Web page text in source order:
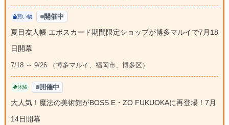
買い物 開催中
夏目友人帳 エポスカード期間限定ショップが博多マルイで7月18
日開幕
7/18 ～ 9/26 （博多マルイ、福岡市、博多区）
体験 開催中
大人気！魔法の美術館がBOSS E・ZO FUKUOKAに再登場！7月
14日開幕